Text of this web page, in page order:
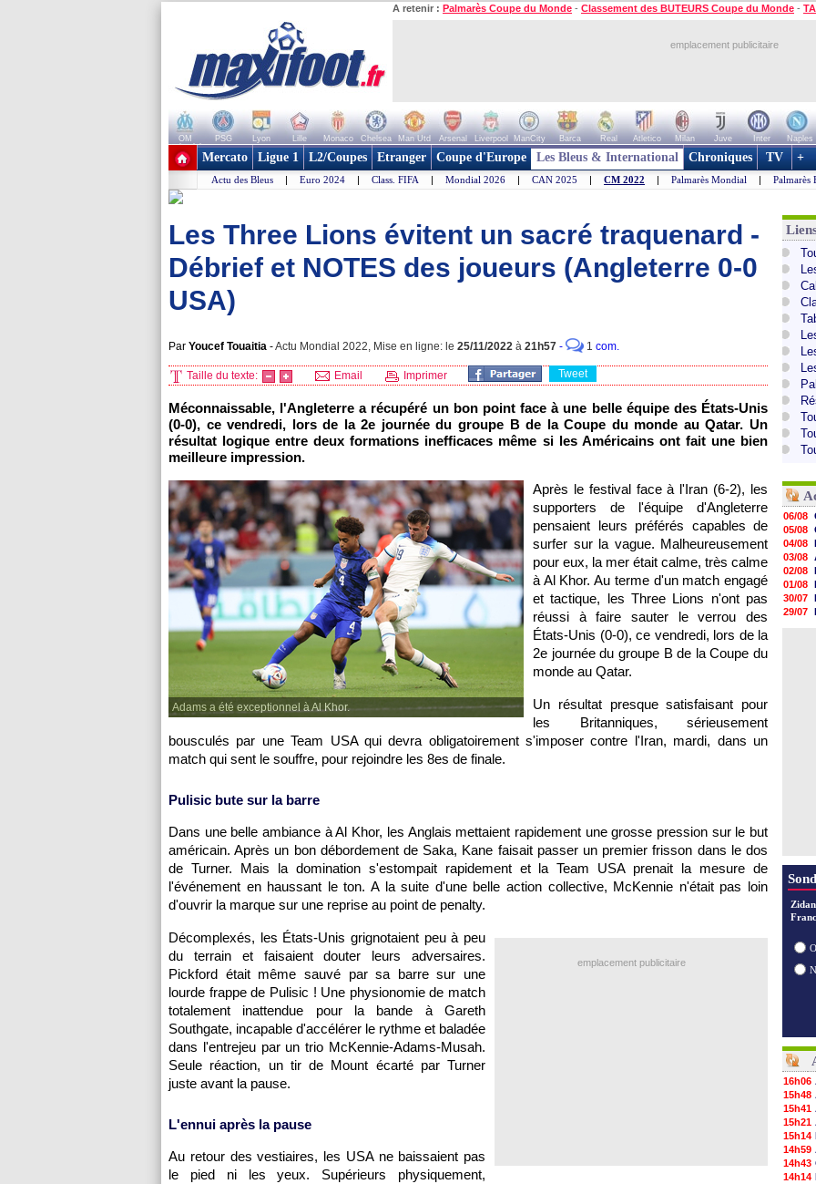
A retenir : Palmarès Coupe du Monde - Classement des BUTEURS Coupe du Monde -
emplacement publicitaire
OM PSG Lyon Lille Monaco Chelsea Man Utd Arsenal Liverpool ManCity Barca Real Atletico Milan Juve Inter Naples
+ de clubs
Mercato Ligue 1 L2/Coupes Etranger Coupe d'Europe Les Bleus & International Chroniques TV +
Actu des Bleus | Euro 2024 | Class. FIFA | Mondial 2026 | CAN 2025 | CM 2022 | Palmarès Mondial | Palmarès
Les Three Lions évitent un sacré traquenard -
Débrief et NOTES des joueurs (Angleterre 0-0
USA)
Par Youcef Touaitia -Actu Mondial 2022, Mise en ligne: le 25/11/2022 à 21h57 - 1 com.
Taille du texte: Email Imprimer Tweet
Méconnaissable, l'Angleterre a récupéré un bon point face à une belle équipe des États-Unis
(0-0), ce vendredi, lors de la 2e journée du groupe B de la Coupe du monde au Qatar. Un
résultat logique entre deux formations inefficaces même si les Américains ont fait une bien
meilleure impression.
Adams a été exceptionnel à Al Khor.
Après le festival face à l'Iran (6-2), les
supporters de l'équipe d'Angleterre
pensaient leurs préférés capables de
surfer sur la vague. Malheureusement
pour eux, la mer était calme, très calme
à Al Khor. Au terme d'un match engagé
et tactique, les Three Lions n'ont pas
réussi à faire sauter le verrou des
États-Unis (0-0), ce vendredi, lors de la
2e journée du groupe B de la Coupe du
monde au Qatar.
Un résultat presque satisfaisant pour
les Britanniques, sérieusement
bousculés par une Team USA qui devra obligatoirement s'imposer contre l'Iran, mardi, dans un
match qui sent le souffre, pour rejoindre les 8es de finale.
Pulisic bute sur la barre
Dans une belle ambiance à Al Khor, les Anglais mettaient rapidement une grosse pression sur le but
américain. Après un bon débordement de Saka, Kane faisait passer un premier frisson dans le dos
de Turner. Mais la domination s'estompait rapidement et la Team USA prenait la mesure de
l'événement en haussant le ton. A la suite d'une belle action collective, McKennie n'était pas loin
d'ouvrir la marque sur une reprise au point de penalty.
emplacement publicitaire
Décomplexés, les États-Unis grignotaient peu à peu
du terrain et faisaient douter leurs adversaires.
Pickford était même sauvé par sa barre sur une
lourde frappe de Pulisic ! Une physionomie de match
totalement inattendue pour la bande à Gareth
Southgate, incapable d'accélérer le rythme et baladée
dans l'entrejeu par un trio McKennie-Adams-Musah.
Seule réaction, un tir de Mount écarté par Turner
juste avant la pause.
L'ennui après la pause
Au retour des vestiaires, les USA ne baissaient pas
le pied ni les yeux. Supérieurs physiquement,
06/08
05/08
04/08
03/08
02/08
01/08
30/07
29/07
16h06
15h48
15h41
15h21
15h14
14h59
14h43
14h14